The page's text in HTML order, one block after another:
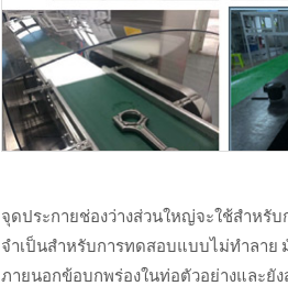
จุดประกายช่องว่างส่วนใหญ่จะใช้สำหรั
จำเป็นสำหรับการทดสอบแบบไม่ทำลาย
ภายนอกข้อบกพร่องในท่อตัวอย่างและยั